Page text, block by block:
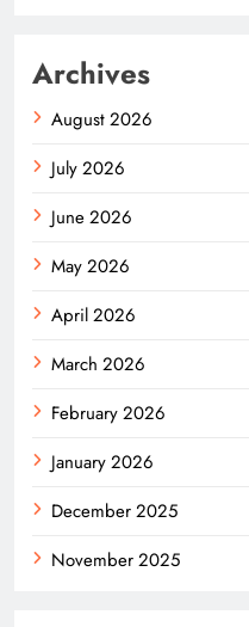
Archives
August 2026
July 2026
June 2026
May 2026
April 2026
March 2026
February 2026
January 2026
December 2025
November 2025